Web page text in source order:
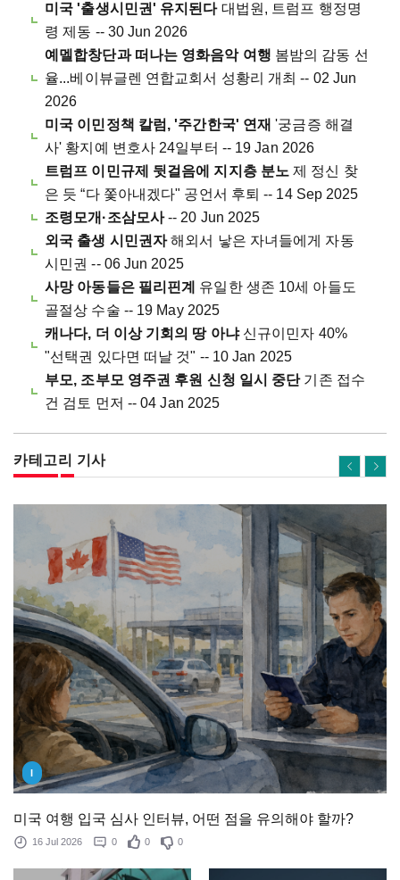
미국 '출생시민권' 유지된다 대법원, 트럼프 행정명
령 제동 -- 30 Jun 2026
예멜합창단과 떠나는 영화음악 여행 봄밤의 감동 선
율...베이뷰글렌 연합교회서 성황리 개최 -- 02 Jun
2026
미국 이민정책 칼럼, '주간한국' 연재'궁금증 해결
사' 황지예 변호사 24일부터 -- 19 Jan 2026
트럼프 이민규제 뒷걸음에 지지층 분노제 정신 찾
은 듯 “다 쫓아내겠다" 공언서 후퇴 -- 14 Sep 2025
조령모개·조삼모사-- 20 Jun 2025
외국 출생 시민권자해외서 낳은 자녀들에게 자동
시민권 -- 06 Jun 2025
사망 아동들은 필리핀계 유일한 생존 10세 아들도
골절상 수술 -- 19 May 2025
캐나다, 더 이상 기회의 땅 아냐신규이민자 40%
"선택권 있다면 떠날 것" -- 10 Jan 2025
부모, 조부모 영주권 후원 신청 일시 중단기존 접수
건 검토 먼저 -- 04 Jan 2025
카테고리 기사
I
미국 여행 입국 심사 인터뷰, 어떤 점을 유의해야 할까?
16 Jul 2026 0 0 0